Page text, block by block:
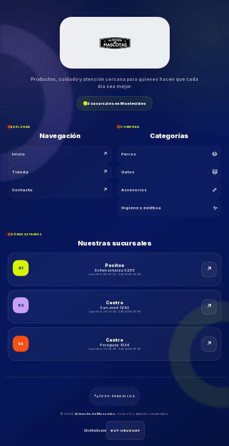
Productos, cuidado y atención cercana para quienes hacen que cada
día sea mejor.
3 sucursales en Montevideo
EXPLORAR
Navegación
Inicio ↗
Tienda ↗
Contacto ↗
COMPRAR
Categorías
Perros 🐶
Gatos 🐱
Accesorios 🦴
Higiene y estética ✨
DÓNDE ESTAMOS
Nuestras sucursales
01
Pocitos
Echevarriarza 3255
Lun–Vie 9:00–19:30 · Sáb 10:00–16:00
↗
02
Centro
San José 1243
Lun–Vie 9:30–19:00 · Sáb 10:00–16:00
↗
03
Centro
Paraguay 1334
Lun–Vie 9:30–19:00 · Sáb 10:00–16:00
↗
© 2026 Almacén de Mascotas. Todos los derechos reservados.
🐾TODO PARA ELLOS
Diseñada por KUY URUGUAY